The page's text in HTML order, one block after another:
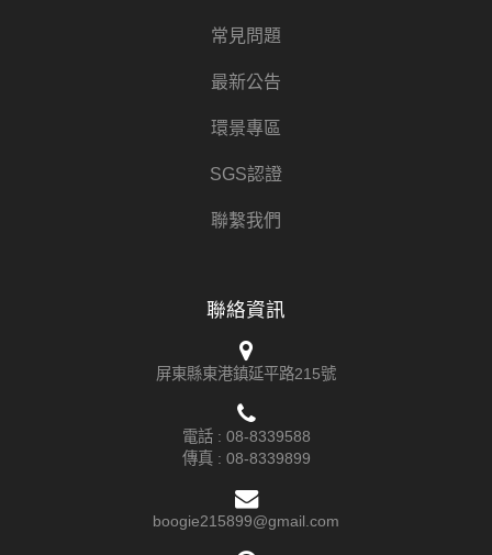
常見問題
最新公告
環景專區
SGS認證
聯繫我們
聯絡資訊
屏東縣東港鎮延平路215號
電話 : 08-8339588
傳真 : 08-8339899
boogie215899@gmail.com